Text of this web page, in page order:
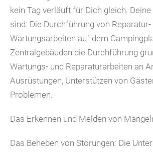
kein Tag verläuft für Dich gleich.
sind: Die Durchführung von Reparatur-
Wartungsarbeiten auf dem
Zentralgebäuden die Durchführung
Wartungs- und Reparaturarbeiten an
Ausrüstungen, Unterstützen von
Problemen.
Das Erkennen und Melden von
Das Beheben von Störungen: Die